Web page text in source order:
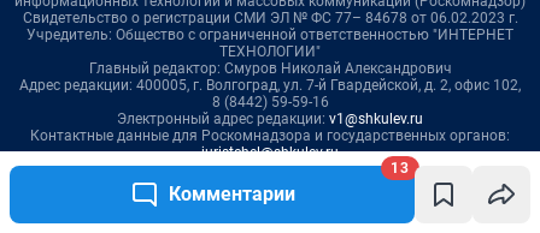
Комментарии
13